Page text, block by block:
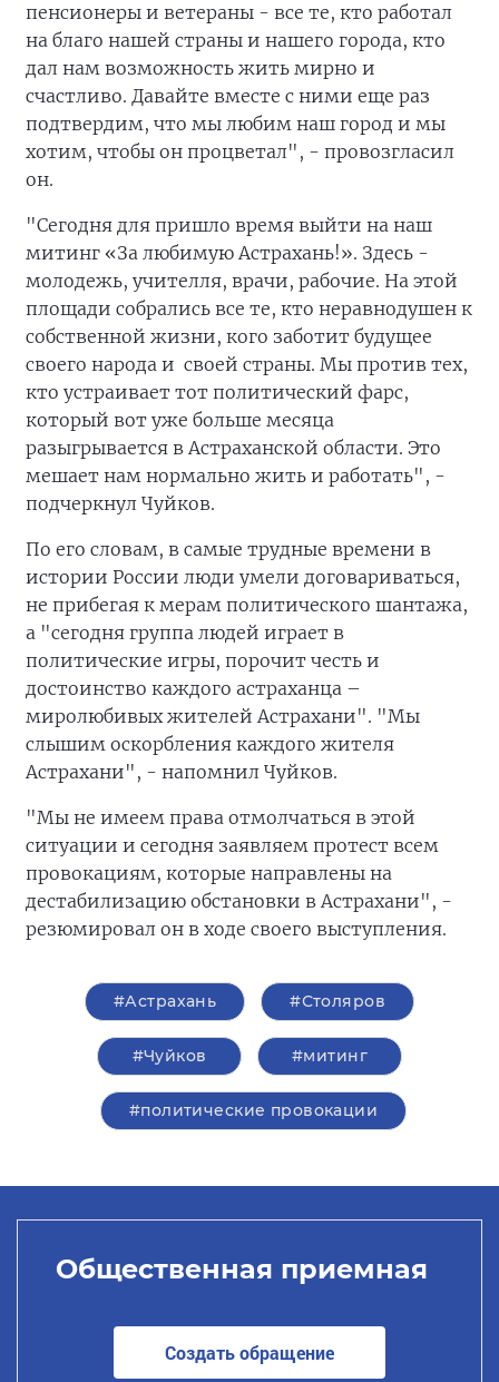
пенсионеры и ветераны - все те, кто работал
на благо нашей страны и нашего города, кто
дал нам возможность жить мирно и
счастливо. Давайте вместе с ними еще раз
подтвердим, что мы любим наш город и мы
хотим, чтобы он процветал", - провозгласил
он.
"Сегодня для пришло время выйти на наш
митинг «За любимую Астрахань!». Здесь -
молодежь, учителля, врачи, рабочие. На этой
площади собрались все те, кто неравнодушен к
собственной жизни, кого заботит будущее
своего народа и своей страны. Мы против тех,
кто устраивает тот политический фарс,
который вот уже больше месяца
разыгрывается в Астраханской области. Это
мешает нам нормально жить и работать", -
подчеркнул Чуйков.
По его словам, в самые трудные времени в
истории России люди умели договариваться,
не прибегая к мерам политического шантажа,
а "сегодня группа людей играет в
политические игры, порочит честь и
достоинство каждого астраханца –
миролюбивых жителей Астрахани". "Мы
слышим оскорбления каждого жителя
Астрахани", - напомнил Чуйков.
"Мы не имеем права отмолчаться в этой
ситуации и сегодня заявляем протест всем
провокациям, которые направлены на
дестабилизацию обстановки в Астрахани", -
резюмировал он в ходе своего выступления.
#Астрахань #Столяров
#Чуйков #митинг
#политические провокации
Общественная приемная
Создать обращение